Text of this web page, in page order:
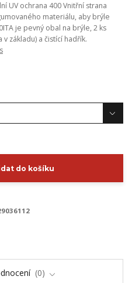
UV ochrana 400 Vnitřní strana
materiálu, aby brýle
je pevný obal na brýle, 2 ks
základu) a čistící hadřík.
do košíku
0